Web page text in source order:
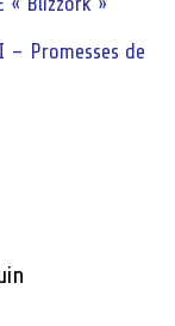
– Promesses de